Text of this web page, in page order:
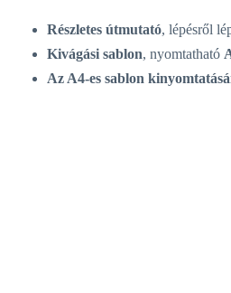
Részletes útmutató, lépésről
Kivágási sablon, nyomtatható
Az A4-es sablon